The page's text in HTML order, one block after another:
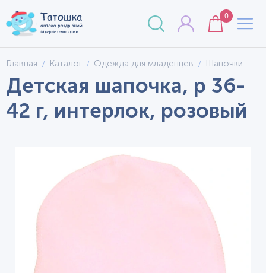
0
Главная Каталог Одежда для младенцев Шапочки
Детская шапочка, р 36-
42 г, интерлок, розовый